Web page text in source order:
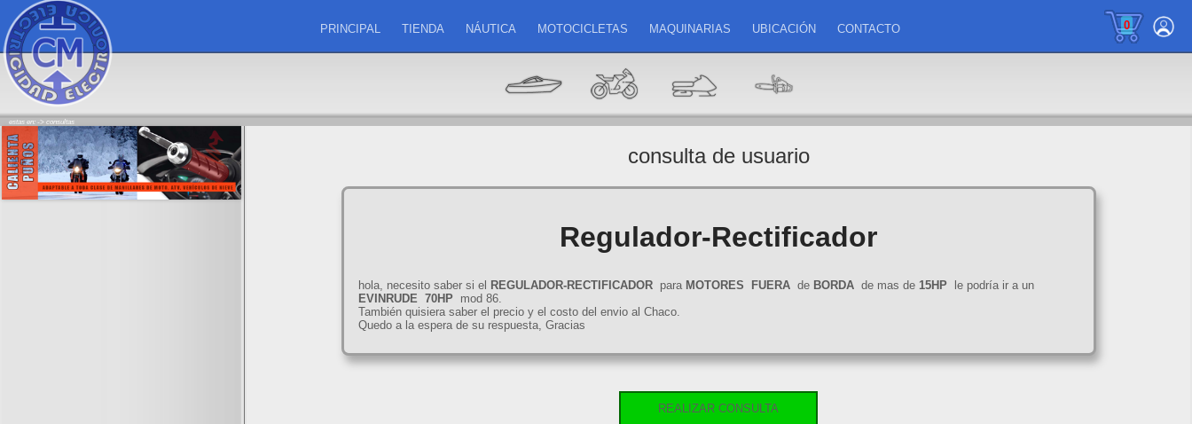
0
PRINCIPAL TIENDA NÁUTICA MOTOCICLETAS MAQUINARIAS UBICACIÓN CONTACTO
estas en: -> consultas
consulta de usuario
Regulador-Rectificador
hola, necesito saber si el REGULADOR-RECTIFICADORpara MOTORES FUERAde BORDAde mas de 15HP le podría ir a un
EVINRUDE 70HP mod 86.
También quisiera saber el precio y el costo del envio al Chaco.
Quedo a la espera de su respuesta, Gracias
REALIZAR CONSULTA